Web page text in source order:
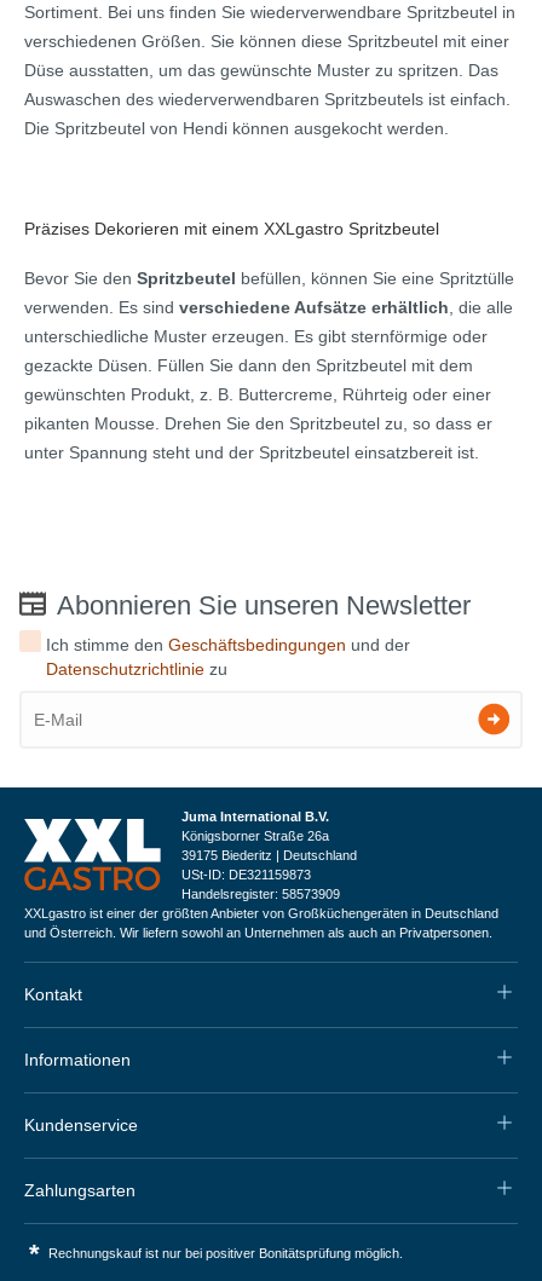
Sortiment. Bei uns finden Sie wiederverwendbare Spritzbeutel in
verschiedenen Größen. Sie können diese Spritzbeutel mit einer
Düse ausstatten, um das gewünschte Muster zu spritzen. Das
Auswaschen des wiederverwendbaren Spritzbeutels ist einfach.
Die Spritzbeutel von Hendi können ausgekocht werden.
Präzises Dekorieren mit einem XXLgastro Spritzbeutel
Bevor Sie den Spritzbeutel befüllen, können Sie eine Spritztülle
verwenden. Es sind verschiedene Aufsätze erhältlich , die alle
unterschiedliche Muster erzeugen. Es gibt sternförmige oder
gezackte Düsen. Füllen Sie dann den Spritzbeutel mit dem
gewünschten Produkt, z. B. Buttercreme, Rührteig oder einer
pikanten Mousse. Drehen Sie den Spritzbeutel zu, so dass er
unter Spannung steht und der Spritzbeutel einsatzbereit ist.
Abonnieren Sie unseren Newsletter
Ich stimme denGeschäftsbedingungen und der
Datenschutzrichtlinie zu
Juma International B.V.
Königsborner Straße 26a
39175 Biederitz | Deutschland
USt-ID: DE321159873
Handelsregister: 58573909
XXLgastro ist einer der größten Anbieter von Großküchengeräten in Deutschland
und Österreich. Wir liefern sowohl an Unternehmen als auch an Privatpersonen.
Kontakt
Informationen
Kundenservice
Zahlungsarten
* Rechnungskauf ist nur bei positiver Bonitätsprüfung möglich.